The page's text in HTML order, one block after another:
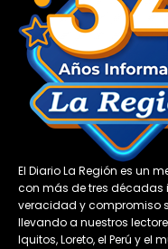
El Diario La Región es un
con más de tres
veracidad y compromiso
llevando a nuestros
Iquitos, Loreto, el Perú y el